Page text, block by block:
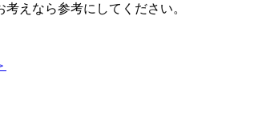
えなら参考にしてください。